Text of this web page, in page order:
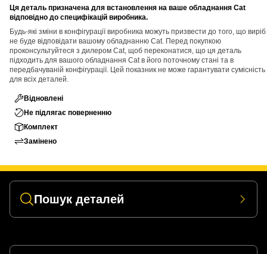
Ця деталь призначена для встановлення на ваше обладнання Cat
відповідно до специфікацій виробника.
Будь-які зміни в конфігурації виробника можуть призвести до того, що виріб
не буде відповідати вашому обладнанню Cat. Перед покупкою
проконсультуйтеся з дилером Cat, щоб переконатися, що ця деталь
підходить для вашого обладнання Cat в його поточному стані та в
передбачуваній конфігурації. Цей показник не може гарантувати сумісність
для всіх деталей.
Відновлені
Не підлягає поверненню
Комплект
Замінено
Пошук деталей